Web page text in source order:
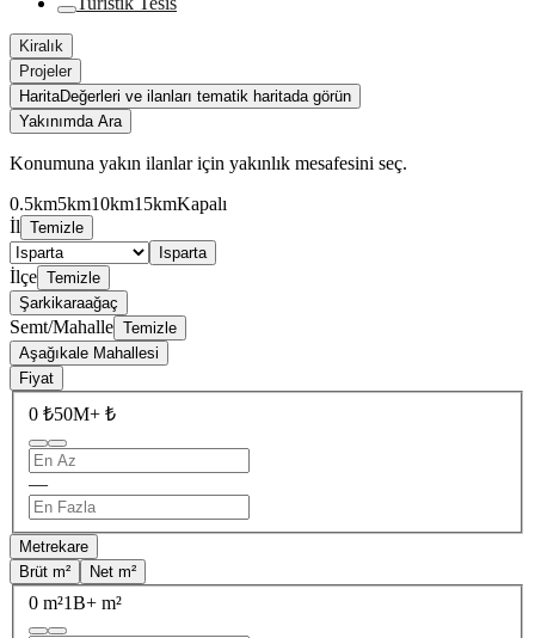
Kiralık
Projeler
HaritaDeğerleri ve ilanları tematik haritada görün
Yakınımda Ara
Konumuna yakın ilanlar için yakınlık mesafesini seç.
0.5km5km10km15kmKapalı
İl Temizle
Isparta
İlçe Temizle
Şarkikaraağaç
Semt/Mahalle Temizle
Aşağıkale Mahallesi
Fiyat
0 ₺50M+ ₺
—
Metrekare
Brüt m²
Net m²
0 m²1B+ m²